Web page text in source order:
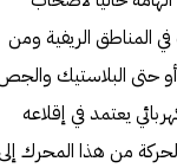
المناطق الريفية ومن
حتى البلاستيك
يعتمد في إقلاعه
من هذا المحرك